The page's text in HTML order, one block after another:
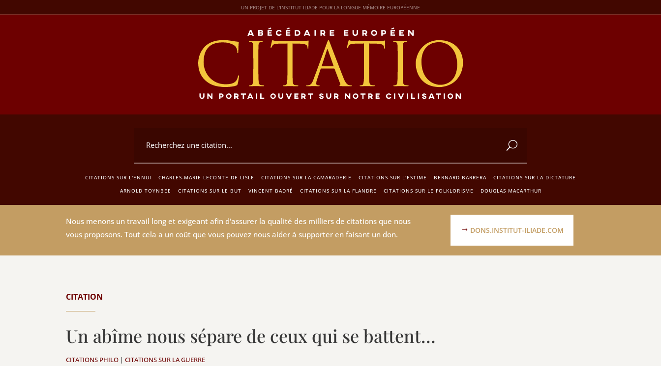
UN PROJET DE L'INSTITUT ILIADE POUR LA LONGUE MÉMOIRE EUROPÉENNE
CITATIONS SUR L'ENNUI CHARLES-MARIE LECONTE DE LISLE CITATIONS SUR LA CAMARADERIE CITATIONS SUR L'ESTIME BERNARD BARRERA
CITATIONS SUR LA DICTATURE
ARNOLD TOYNBEE
CITATIONS SUR LE BUT VINCENT BADRÉ CITATIONS SUR LA FLANDRE CITATIONS SUR LE FOLKLORISME DOUGLAS MACARTHUR
Nous menons un travail long et exigeant afin d'assurer la qualité des milliers de citations que nous
vous proposons. Tout cela a un coût que vous pouvez nous aider à supporter en faisant un don.
DONS.INSTITUT-ILIADE.COM
CITATION
Un abîme nous sépare de ceux qui se battent…
CITATIONS PHILO |CITATIONS SUR LA GUERRE